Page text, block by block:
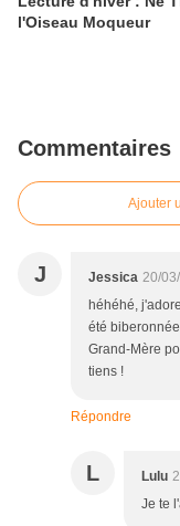
l'Oiseau Moqueur
Commentaires
Ajouter
J Jessica 20/
héhéhé,
été
Grand-Mère
tiens !
Répondre
L Lulu
Je te